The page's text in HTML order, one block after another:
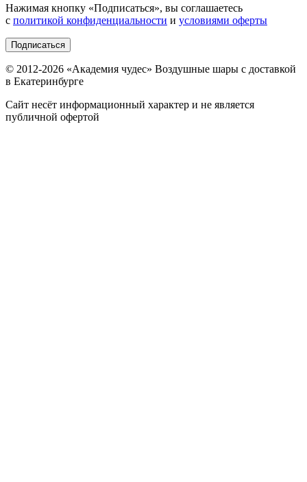
Нажимая кнопку «Подписаться», вы соглашаетесь
с политикой конфиденциальности и условиями оферты
Подписаться
© 2012-2026 «Академия чудес» Воздушные шары с доставкой
в Екатеринбурге
Сайт несёт информационный характер и не является
публичной офертой